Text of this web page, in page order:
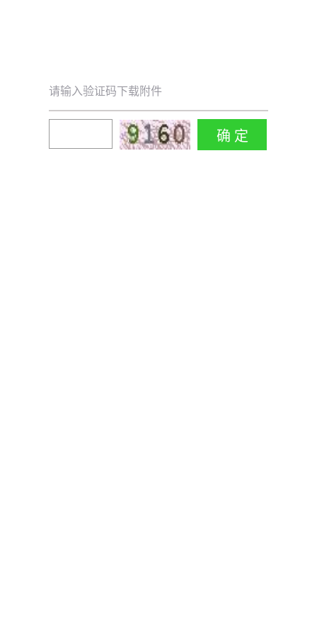
请输入验证码下载附件